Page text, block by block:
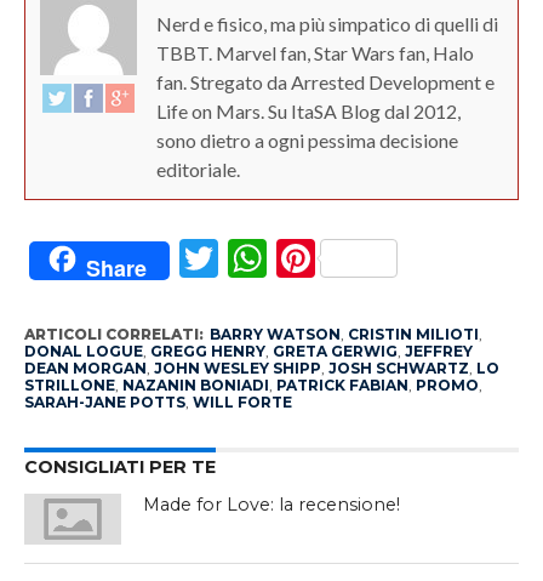
Nerd e fisico, ma più simpatico di quelli di
TBBT. Marvel fan, Star Wars fan, Halo
fan. Stregato da Arrested Development e
Life on Mars. Su ItaSA Blog dal 2012,
sono dietro a ogni pessima decisione
editoriale.
Share Twitter
WhatsApp
Pinterest
ARTICOLI CORRELATI: BARRY WATSON, CRISTIN MILIOTI,
DONAL LOGUE, GREGG HENRY, GRETA GERWIG, JEFFREY
DEAN MORGAN, JOHN WESLEY SHIPP, JOSH SCHWARTZ, LO
STRILLONE, NAZANIN BONIADI, PATRICK FABIAN, PROMO,
SARAH-JANE POTTS, WILL FORTE
CONSIGLIATI PER TE
Made for Love: la recensione!